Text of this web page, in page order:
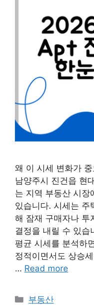
왜 이 시세 변화가
남양주시 진건읍 현
는 지역 부동산 시장
있습니다. 시세는 주
해 잠재 구매자나 투
결정을 내릴 수 있습
평균 시세를 분석하
정적이면서도 상승
… Read more
Categories
부동산